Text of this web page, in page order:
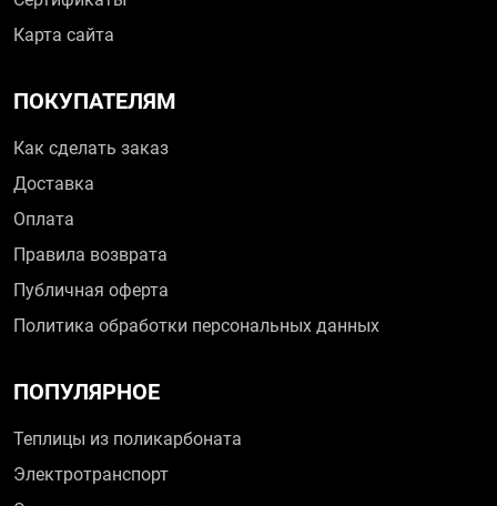
Карта сайта
ПОКУПАТЕЛЯМ
Как сделать заказ
Доставка
Оплата
Правила возврата
Публичная оферта
Политика обработки персональных данных
ПОПУЛЯРНОЕ
Теплицы из поликарбоната
Электротранспорт